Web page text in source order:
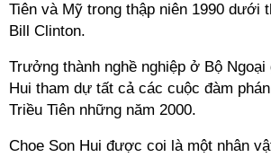
Tiên và Mỹ trong thập niên 1990 dưới
Bill Clinton.
Trưởng thành nghề nghiệp ở Bộ Ngoại
Hui tham dự tất cả các cuộc đàm
Triều Tiên những năm 2000.
Choe Son Hui được coi là một nhân